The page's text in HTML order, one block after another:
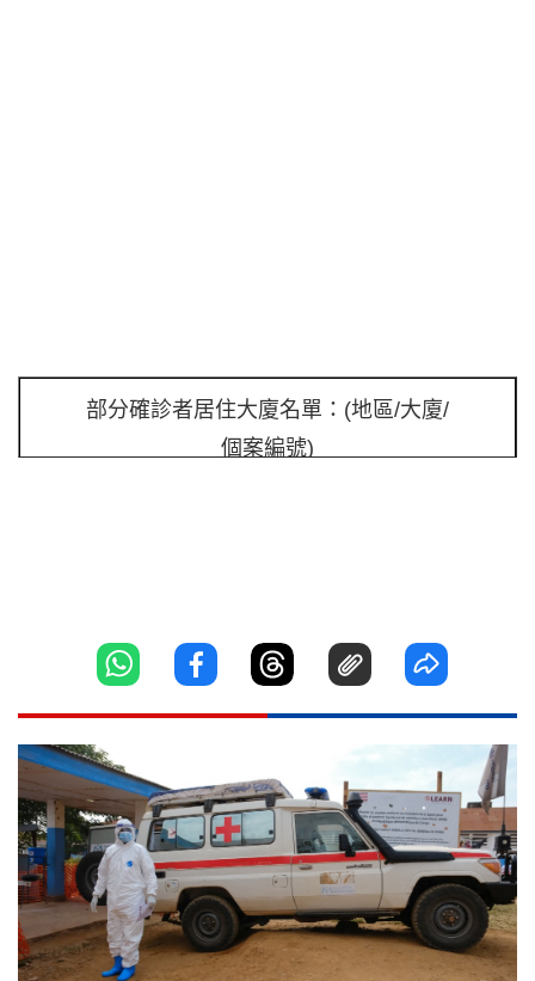
部分確診者居住大廈名單：(地區/大廈/
個案編號)
東區 杏花邨 45 座 10969
離島 逸東(一)邨祿逸樓 10975
--九龍
九龍城 美景樓 1 期 10953
黃大仙 彩雲(一)邨飛鳳樓 10955
油尖旺 金勳大廈 10958